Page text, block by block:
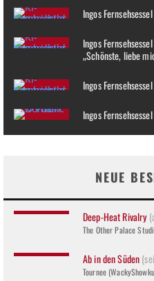
Ingos
Ingos
„Schönste, liebe
Ingos
Ingos
NEUE
Deep-Heat Rivalry
The Other Palace
Ab in den Süden
Tournee